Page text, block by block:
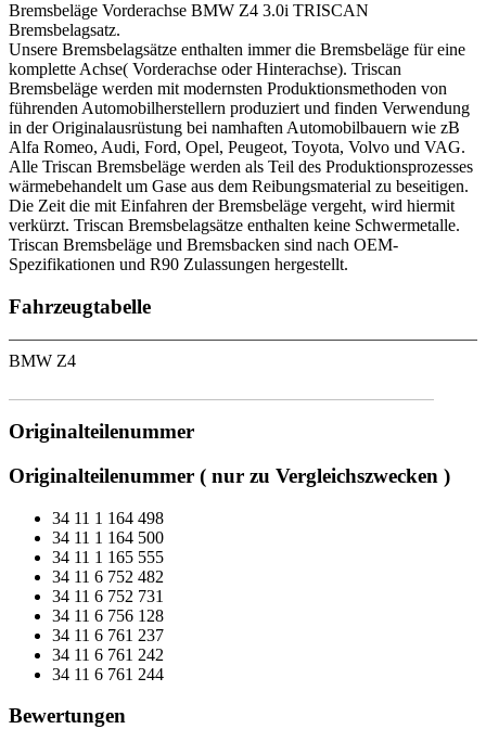
Bremsbeläge Vorderachse BMW Z4 3.0i TRISCAN
Bremsbelagsatz.
Unsere Bremsbelagsätze enthalten immer die Bremsbeläge für eine
komplette Achse( Vorderachse oder Hinterachse). Triscan
Bremsbeläge werden mit modernsten Produktionsmethoden von
führenden Automobilherstellern produziert und finden Verwendung
in der Originalausrüstung bei namhaften Automobilbauern wie zB
Alfa Romeo, Audi, Ford, Opel, Peugeot, Toyota, Volvo und VAG.
Alle Triscan Bremsbeläge werden als Teil des Produktionsprozesses
wärmebehandelt um Gase aus dem Reibungsmaterial zu beseitigen.
Die Zeit die mit Einfahren der Bremsbeläge vergeht, wird hiermit
verkürzt. Triscan Bremsbelagsätze enthalten keine Schwermetalle.
Triscan Bremsbeläge und Bremsbacken sind nach OEM-
Spezifikationen und R90 Zulassungen hergestellt.
Fahrzeugtabelle
BMW Z4
Originalteilenummer
Originalteilenummer ( nur zu Vergleichszwecken )
34 11 1 164 498
34 11 1 164 500
34 11 1 165 555
34 11 6 752 482
34 11 6 752 731
34 11 6 756 128
34 11 6 761 237
34 11 6 761 242
34 11 6 761 244
Bewertungen